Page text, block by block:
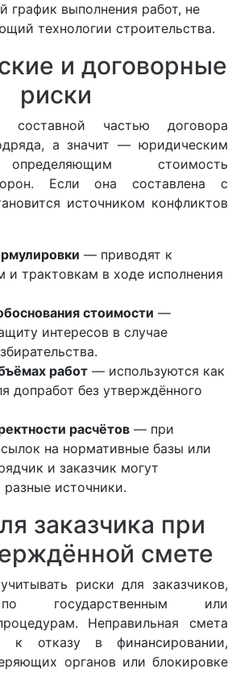
график выполнения работ, не
технологии строительства.
и договорные
риски
составной частью договора
а значит — юридическим
стоимость
Если она составлена с
источником конфликтов
— приводят к
и трактовкам в ходе исполнения
стоимости —
интересов в случае
работ — используются как
допработ без утверждённого
расчётов — при
на нормативные базы или
и заказчик могут
разные источники.
заказчика при
смете
риски для заказчиков,
государственным или
Неправильная смета
к отказу в финансировании,
органов или блокировке